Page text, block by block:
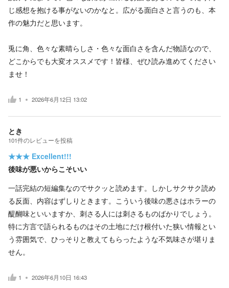
じ感想を抱ける事がないのかなと。広がる面白さと言うのも、本
作の魅力だと思います。
兎に角、色々な素晴らしさ・色々な面白さを含んだ物語なので、
どこからでも大変オススメです！皆様、ぜひ読み進めてください
ませ！
1 2026年6月12日 13:02
とき
101件のレビューを投稿
★★★ Excellent!!!
後味が悪いからこそいい
一話完結の短編集なのでサクッと読めます。しかしサクサク読め
る反面、内容はずしりときます。こういう後味の悪さはホラーの
醍醐味といいますか、刺さる人には刺さるものばかりでしょう。
特に方言で語られるものはその土地にだけ根付いた狭い情報とい
う雰囲気で、ひっそりと教えてもらったような不気味さが堪りま
せん。
1 2026年6月10日 16:43